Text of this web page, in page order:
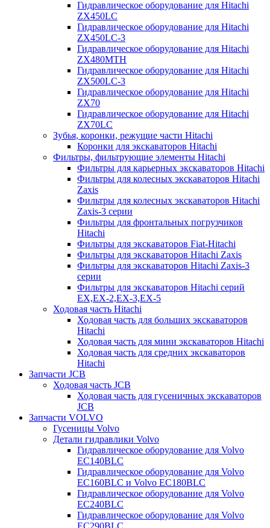
Гидравлическое оборудование для Hitachi
ZX450LC
Гидравлическое оборудование для Hitachi
ZX450LC-3
Гидравлическое оборудование для Hitachi
ZX480MTH
Гидравлическое оборудование для Hitachi
ZX500LC-3
Гидравлическое оборудование для Hitachi
ZX70
Гидравлическое оборудование для Hitachi
ZX70LC
Зубья, коронки, режущие части Hitachi
Коронки для экскаваторов Hitachi
Фильтры, фильтрующие элементы Hitachi
Фильтры для карьерных экскаваторов Hitachi
Фильтры для колесных экскаваторов Hitachi
Zaxis
Фильтры для колесных экскаваторов Hitachi
Zaxis-3 серии
Фильтры для фронтальных погрузчиков
Hitachi
Фильтры для экскаваторов Fiat-Hitachi
Фильтры для экскаваторов Hitachi Zaxis
Фильтры для экскаваторов Hitachi Zaxis-3
серии
Фильтры для экскаваторов Hitachi серий
EX,EX-2,EX-3,EX-5
Ходовая часть Hitachi
Ходовая часть для больших экскаваторов
Hitachi
Ходовая часть для мини экскаваторов Hitachi
Ходовая часть для средних экскаваторов
Hitachi
Запчасти JCB
Ходовая часть JCB
Ходовая часть для гусеничных экскаваторов
JCB
Запчасти VOLVO
Гусеницы Volvo
Детали гидравлики Volvo
Гидравлическое оборудование для Volvo
EC140BLC
Гидравлическое оборудование для Volvo
EC160BLC и Volvo EC180BLC
Гидравлическое оборудование для Volvo
EC240BLC
Гидравлическое оборудование для Volvo
EC290BLC